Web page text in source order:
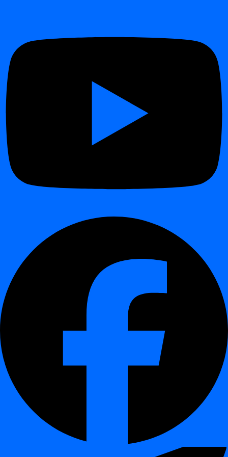
🧪 Розширені можливості валідації
даних
У цьому випуску digna Data Validation
комплексний набір правил якості даних:
Правила валідації на рівні рядка
Перевірки унікальності для кількох стовпців
Перевірки референтної цілісності між джерелами
Разом ці перевірки дозволяють впроваджувати правила
структурної та реляційної якості даних
ландшафтах даних.
Перевірки унікальності для кількох стовпців
набору стовпців.
Дозволяє валідувати складові ключі та бізнес-обмеження
на унікальність.
Вплив:
Виявляє дублікати бізнес-сутностей, які
неможливо ідентифікувати за допомогою перевірок
Перевірки референтної цілісності
перевірки референтної цілісності
відносин між джерелами даних.
ідентифікаторі існують у цільовому джерелі.
Допомагає виявляти сирітські записи, порушені зв’язки
та проблеми консистентності даних на ранніх етапах.
логічними джерелами даних
🎯 Хто отримає вигоду від цього